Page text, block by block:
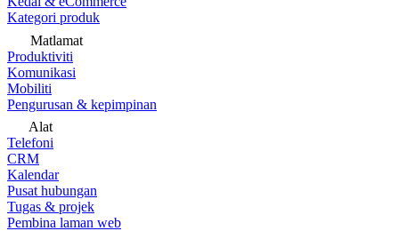
Kategori produk
Matlamat
Produktiviti
Komunikasi
Mobiliti
Pengurusan & kepimpinan
Alat
Telefoni
CRM
Kalendar
Pusat hubungan
Tugas & projek
Pembina laman web